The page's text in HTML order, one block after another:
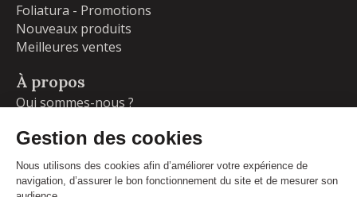
Foliatura - Promotions
Nouveaux produits
Meilleures ventes
À propos
Qui sommes-nous ?
Livraisons et retours
Blog
Votre compte